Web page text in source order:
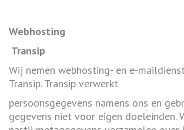
Webhosting
Transip
Wij nemen webhosting- en e-
Transip. Transip verwerkt
persoonsgegevens namens ons en
gegevens niet voor eigen doeleinden.